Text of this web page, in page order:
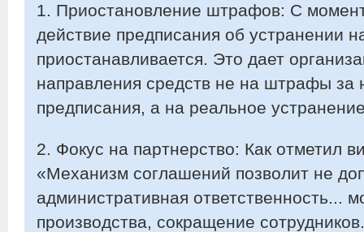
1. Приостановление штрафов: С
действие предписания об устранении
приостанавливается. Это дает
направления средств не на штрафы за
предписания, а на реальное
2. Фокус на партнерство: Как отметил
«Механизм соглашений позволит не
административная ответственность...
производства, сокращение